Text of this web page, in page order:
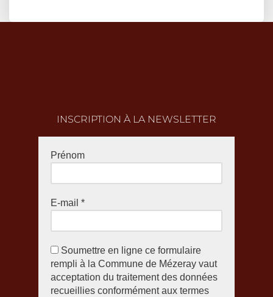
INSCRIPTION À LA NEWSLETTER
Prénom
E-mail *
Soumettre en ligne ce formulaire
rempli à la Commune de Mézeray vaut
acceptation du traitement des données
recueillies conformément aux termes